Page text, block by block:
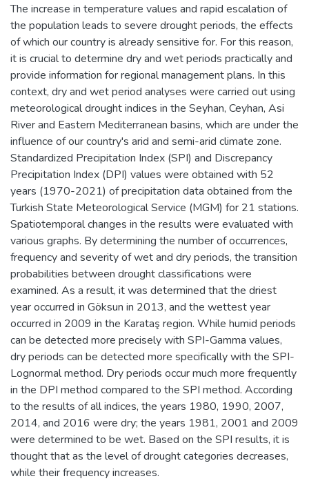
The increase in temperature values and rapid escalation of
the population leads to severe drought periods, the effects
of which our country is already sensitive for. For this reason,
it is crucial to determine dry and wet periods practically and
provide information for regional management plans. In this
context, dry and wet period analyses were carried out using
meteorological drought indices in the Seyhan, Ceyhan, Asi
River and Eastern Mediterranean basins, which are under the
influence of our country's arid and semi-arid climate zone.
Standardized Precipitation Index (SPI) and Discrepancy
Precipitation Index (DPI) values were obtained with 52
years (1970-2021) of precipitation data obtained from the
Turkish State Meteorological Service (MGM) for 21 stations.
Spatiotemporal changes in the results were evaluated with
various graphs. By determining the number of occurrences,
frequency and severity of wet and dry periods, the transition
probabilities between drought classifications were
examined. As a result, it was determined that the driest
year occurred in Göksun in 2013, and the wettest year
occurred in 2009 in the Karataş region. While humid periods
can be detected more precisely with SPI-Gamma values,
dry periods can be detected more specifically with the SPI-
Lognormal method. Dry periods occur much more frequently
in the DPI method compared to the SPI method. According
to the results of all indices, the years 1980, 1990, 2007,
2014, and 2016 were dry; the years 1981, 2001 and 2009
were determined to be wet. Based on the SPI results, it is
thought that as the level of drought categories decreases,
while their frequency increases.